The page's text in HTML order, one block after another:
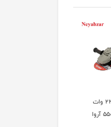
فرز آهنگری ۲۲۰۰ وات